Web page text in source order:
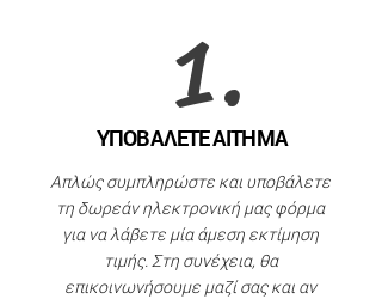
Βάψιμο καταστημάτων, εστιατορίων και
εγκαταστάσεων διαμονής.
εμπορικών χώρων.
Βάψιμο γκαράζ, κελαριών, βιομηχανικών
αιθουσών κ.α.
1.
ΥΠΟΒΑΛΕΤΕ ΑΙΤΗΜΑ
Απλώς συμπληρώστε και υποβάλετε
τη δωρεάν ηλεκτρονική μας φόρμα
για να λάβετε μία άμεση εκτίμηση
τιμής. Στη συνέχεια, θα
επικοινωνήσουμε μαζί σας και αν